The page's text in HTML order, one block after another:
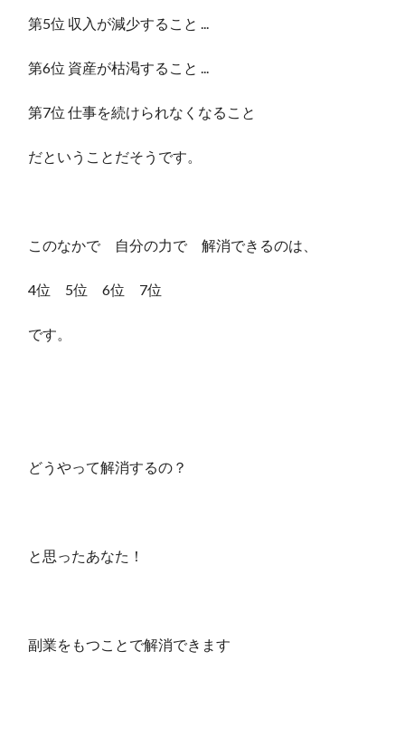
第5位 収入が減少すること ...
第6位 資産が枯渇すること ...
第7位 仕事を続けられなくなること
だということだそうです。
このなかで 自分の力で 解消できるのは、
4位 5位 6位 7位
です。
どうやって解消するの？
と思ったあなた！
副業をもつことで解消できます